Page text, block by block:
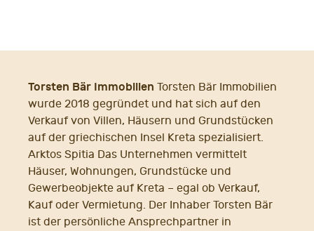
Torsten Bär Immobilien Torsten Bär Immobilien
wurde 2018 gegründet und hat sich auf den
Verkauf von Villen, Häusern und Grundstücken
auf der griechischen Insel Kreta spezialisiert.
Arktos Spitia Das Unternehmen vermittelt
Häuser, Wohnungen, Grundstücke und
Gewerbeobjekte auf Kreta – egal ob Verkauf,
Kauf oder Vermietung. Der Inhaber Torsten Bär
ist der persönliche Ansprechpartner in